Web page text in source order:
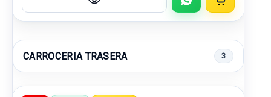
CARROCERIA TRASERA 3